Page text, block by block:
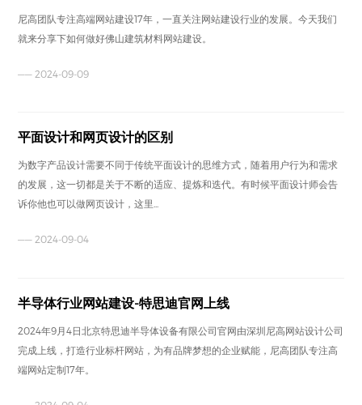
尼高团队专注高端网站建设17年，一直关注网站建设行业的发展。今天我们
就来分享下如何做好佛山建筑材料网站建设。
—— 2024-09-09
平面设计和网页设计的区别
为数字产品设计需要不同于传统平面设计的思维方式，随着用户行为和需求
的发展，这一切都是关于不断的适应、提炼和迭代。有时候平面设计师会告
诉你他也可以做网页设计，这里...
—— 2024-09-04
半导体行业网站建设-特思迪官网上线
2024年9月4日北京特思迪半导体设备有限公司官网由深圳尼高网站设计公司
完成上线，打造行业标杆网站，为有品牌梦想的企业赋能，尼高团队专注高
端网站定制17年。